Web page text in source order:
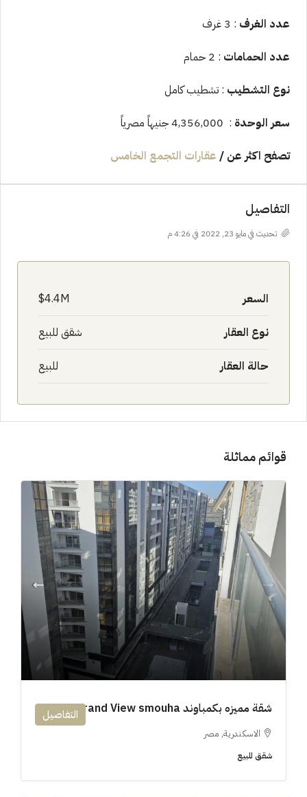
عدد الغرف : 3 غرف
عدد الحمامات : 2 حمام
نوع التشطيب : تشطيب كامل
سعر الوحدة : 4,356,000 جنيهاً مصرياً
تصفح اكثر عن / عقارات التجمع الخامس
التفاصيل
تحديث في مايو 23, 2022 في 4:26 م
السعر 4.4M$
نوع العقار شقق للبيع
حالة العقار للبيع
قوائم مماثلة
شقة مميزه بكمباوند 194m Grand View smouha
الاسكندرية, مصر
شقق للبيع
التفاصيل